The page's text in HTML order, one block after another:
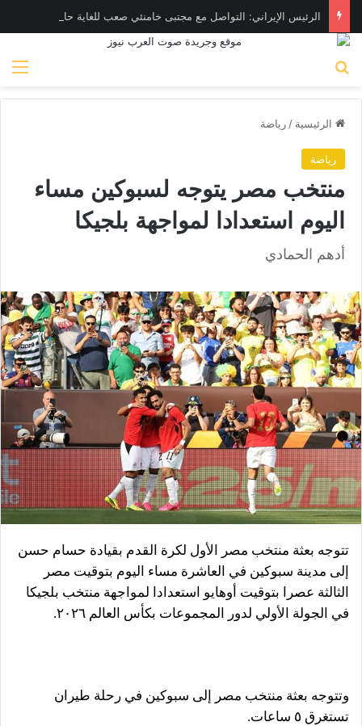
الرئيس الإيراني: التواصل مع مجتبى خامنئي صعب للغاية حالياً
الرئيسية / رياضة
رياضة
منتخب مصر يتوجه لسبوكين مساء
اليوم استعدادا لمواجهة بلجيكا
أدهم الحمادي
تتوجه بعثة منتخب مصر الأول لكرة القدم بقيادة حسام حسن
إلى مدينة سبوكين في العاشرة مساء اليوم بتوقيت مصر
الثالثة عصرا بتوقيت أوهايو استعدادا لمواجهة منتخب بلجيكا
في الجولة الأولي لدور المجموعات بكأس العالم ٢٠٢٦.
وتتوجه بعثة منتخب مصر إلى سبوكين في رحلة طيران
تستغرق ٥ ساعات.